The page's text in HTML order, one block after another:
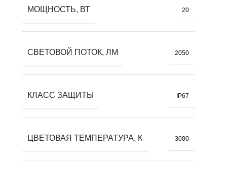
МОЩНОСТЬ, ВТ 20
СВЕТОВОЙ ПОТОК, ЛМ 2050
КЛАСС ЗАЩИТЫ IP67
ЦВЕТОВАЯ ТЕМПЕРАТУРА, К 3000